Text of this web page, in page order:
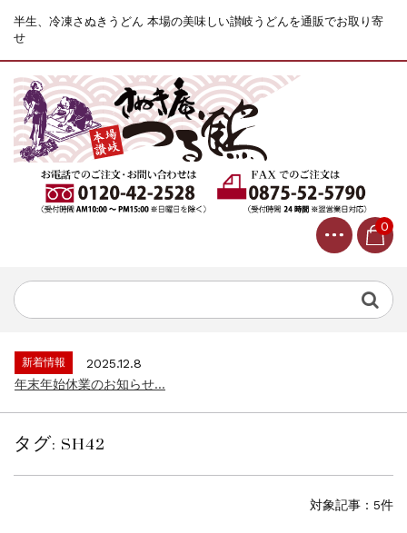
半生、冷凍さぬきうどん 本場の美味しい讃岐うどんを通販でお取り寄
せ
0
新着情報
2025.12.8
年末年始休業のお知らせ...
タグ:SH42
対象記事：5件